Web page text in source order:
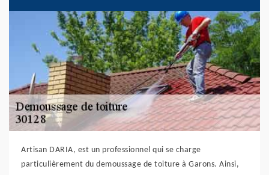
Artisan DARIA, est un professionnel qui se charge
particulièrement du demoussage de toiture à Garons. Ainsi,